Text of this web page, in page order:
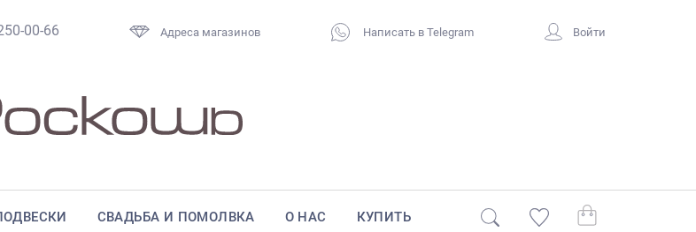
00-66 Адреса магазинов Написать в Telegram Войти
СВАДЬБА И ПОМОЛВКА О НАС КУПИТЬ